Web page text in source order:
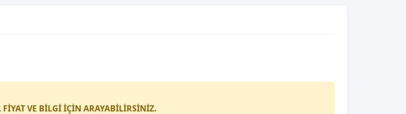
FİYAT VE BİLGİ İÇİN ARAYABİLİRSİNİZ.